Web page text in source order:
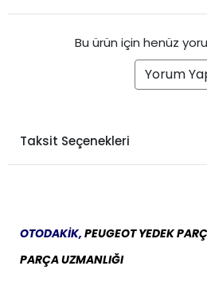
Bu ürün için henüz
Yorum
Taksit Seçenekleri
OTODAKİK, PEUGEOT YEDEK
PARÇA UZMANLIĞI